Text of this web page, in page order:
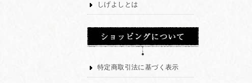
しげよしとは
特定商取引法に基づく表示